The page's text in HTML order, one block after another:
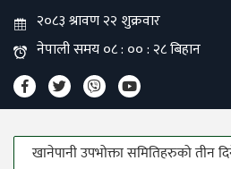
उपभोक्ता समितिहरुको तीन दिने